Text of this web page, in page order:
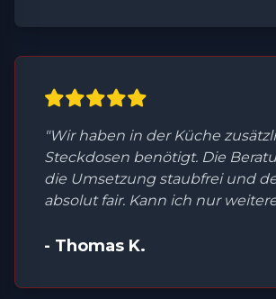
"Wir haben in der Küche
Steckdosen benötigt. Die
die Umsetzung staubfrei und
absolut fair. Kann ich nur
- Thomas K.